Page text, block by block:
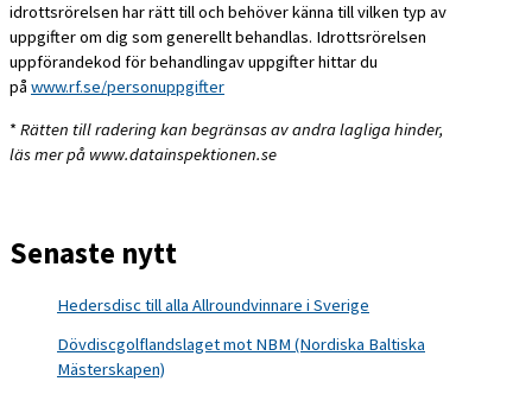
idrottsrörelsen har rätt till och behöver känna till vilken typ av
uppgifter om dig som generellt behandlas. Idrottsrörelsen
uppförandekod för behandlingav uppgifter hittar du
på www.rf.se/personuppgifter
*Rätten till radering kan begränsas av andra lagliga hinder,
läs mer på www.datainspektionen.se
Senaste nytt
Hedersdisc till alla Allroundvinnare i Sverige
Dövdiscgolflandslaget mot NBM (Nordiska Baltiska
Mästerskapen)